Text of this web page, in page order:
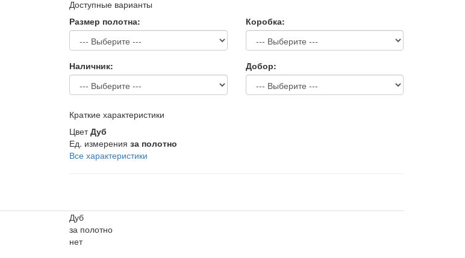
Доступные варианты
Размер полотна:
Коробка:
Наличник: Добор:
Краткие характеристики
Цвет Дуб
Ед. измерения за полотно
Все характеристики
Дуб
за полотно
нет